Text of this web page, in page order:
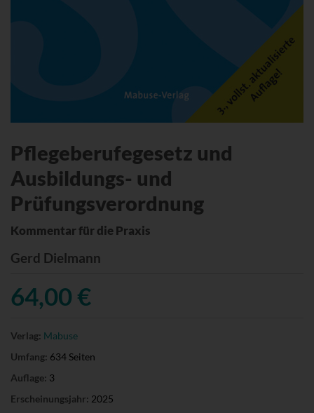
Pflegeberufegesetz und
Ausbildungs- und
Prüfungsverordnung
Kommentar für die Praxis
Gerd Dielmann
64,00 €
Verlag: Mabuse
Umfang: 634 Seiten
Auflage: 3
Erscheinungsjahr: 2025